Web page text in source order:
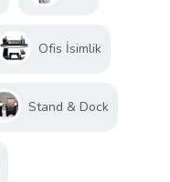
Ofis İsimlik
Stand & Dock